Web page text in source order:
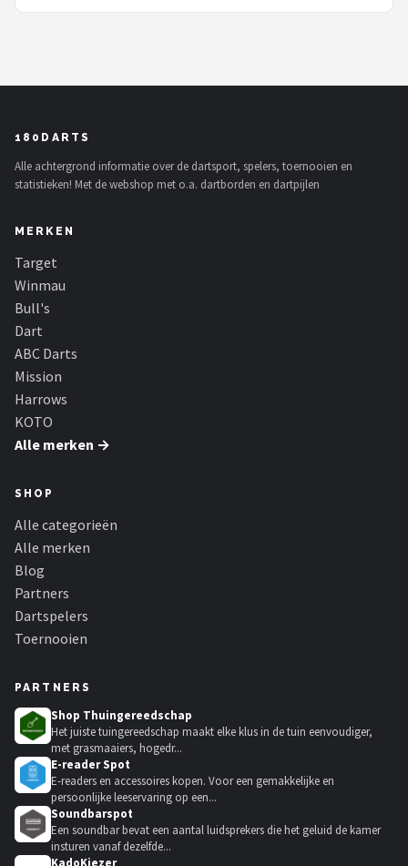
180DARTS
Alle achtergrond informatie over de dartsport, spelers, toernooien en
statistieken! Met de webshop met o.a. dartborden en dartpijlen
MERKEN
Target
Winmau
Bull's
Dart
ABC Darts
Mission
Harrows
KOTO
Alle merken →
SHOP
Alle categorieën
Alle merken
Blog
Partners
Dartspelers
Toernooien
PARTNERS
Shop Thuingereedschap
Het juiste tuingereedschap maakt elke klus in de tuin eenvoudiger,
met grasmaaiers, hogedr...
E-reader Spot
E-readers en accessoires kopen. Voor een gemakkelijke en
persoonlijke leeservaring op een...
Soundbarspot
Een soundbar bevat een aantal luidsprekers die het geluid de kamer
insturen vanaf dezelfde...
KadoKiezer